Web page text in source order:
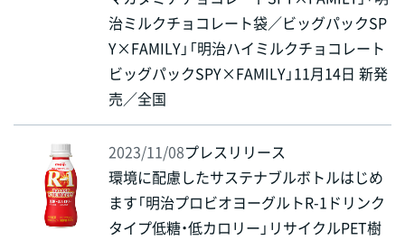
治ミルクチョコレート袋／ビッグパックSP
Y×FAMILY」「明治ハイミルクチョコレート
ビッグパックSPY×FAMILY」11月14日 新発
売／全国
2023/11/08プレスリリース
環境に配慮したサステナブルボトルはじめ
ます「明治プロビオヨーグルトR-1ドリンク
タイプ低糖・低カロリー」リサイクルPET樹